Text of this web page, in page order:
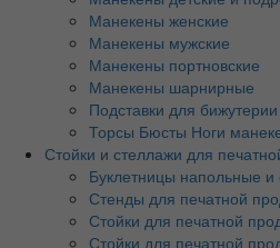
Манекены женские
Манекены мужские
Манекены портновские
Манекены шарнирные
Подставки для бижутерии
Торсы Бюсты Ноги
Стойки и стеллажи для
Буклетницы напольные и
Стенды для печатной
Стойки для печатной
Стойки для печатной